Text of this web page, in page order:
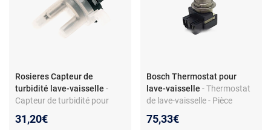
Rosieres Capteur de
turbidité lave-vaisselle -
Capteur de turbidité pour
intégrée - Compatible Candy,
31,20€
Bosch Thermostat pour
lave-vaisselle - Thermostat
de lave-vaisselle - Pièce
Référence 00165281 -
75,33€